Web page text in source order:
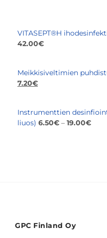
VITASEPT®H
42.00€Hintaluokka:
42.00€
Meikkisiveltimien
Alkuperäinen
10.00€.
7.20€Nykyinen
7.20€.
Instrumenttien
liuos) 6.50€ – 19.00€
GPC Finland Oy